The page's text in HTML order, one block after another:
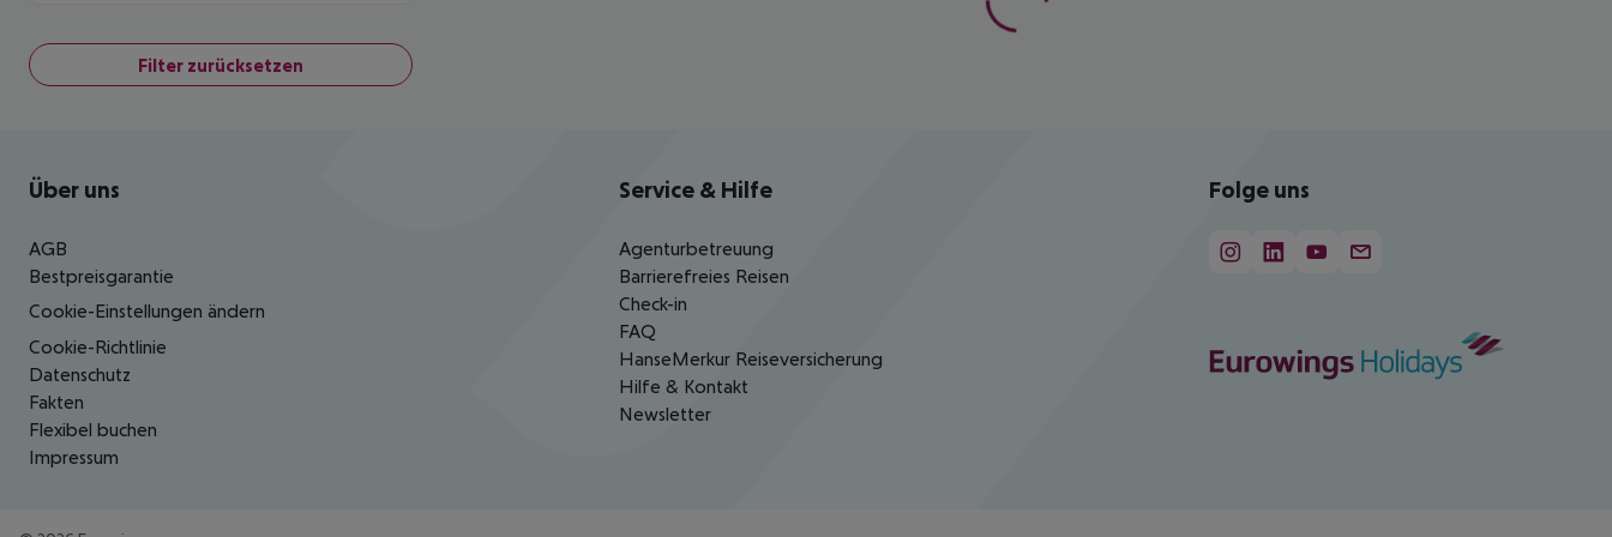
Filter zurücksetzen
Footer navigation
Über uns
AGB
Bestpreisgarantie
Cookie-Einstellungen ändern
Cookie-Richtlinie
Datenschutz
Fakten
Flexibel buchen
Impressum
Service & Hilfe
Agenturbetreuung
Barrierefreies Reisen
Check-in
FAQ
HanseMerkur Reiseversicherung
Hilfe & Kontakt
Newsletter
Folge uns